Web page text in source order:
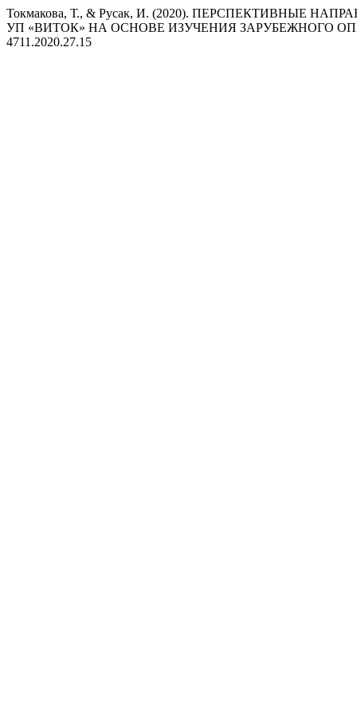
Токмакова, Т., & Русак, И. (2020). ПЕРСПЕКТИВНЫЕ
УП «ВИТОК» НА ОСНОВЕ ИЗУЧЕНИЯ ЗАРУБЕЖНОГО
4711.2020.27.15